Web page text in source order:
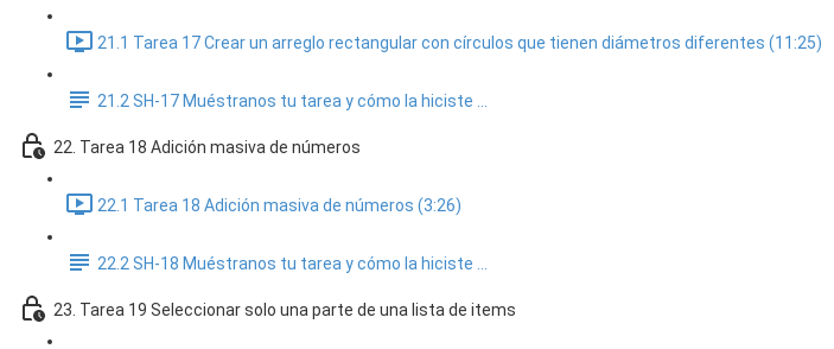
21.1 Tarea 17 Crear un arreglo rectangular con círculos que tienen diámetros diferentes (11:25)
21.2 SH-17 Muéstranos tu tarea y cómo la hiciste ...
22. Tarea 18 Adición masiva de números
22.1 Tarea 18 Adición masiva de números (3:26)
22.2 SH-18 Muéstranos tu tarea y cómo la hiciste ...
23. Tarea 19 Seleccionar solo una parte de una lista de items